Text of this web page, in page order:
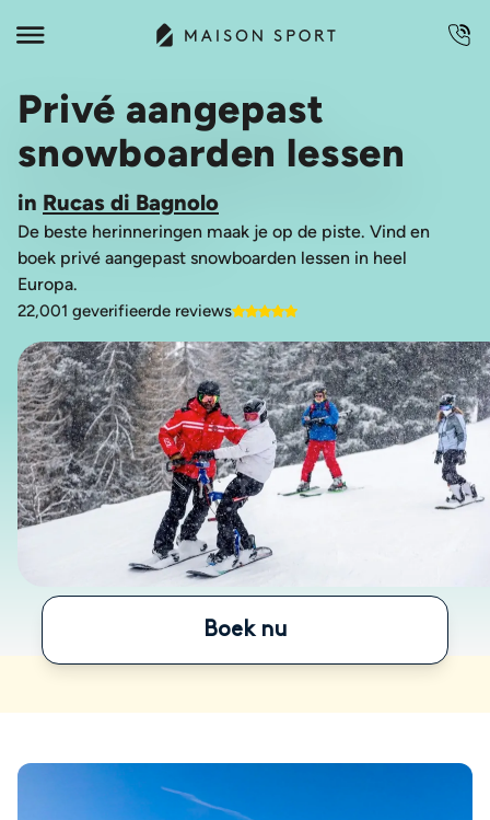
Privé aangepast
snowboarden lessen
in Rucas di Bagnolo
De beste herinneringen maak je op de piste. Vind en
boek privé aangepast snowboarden lessen in heel
Europa.
22,001 geverifieerde reviews
Boek nu